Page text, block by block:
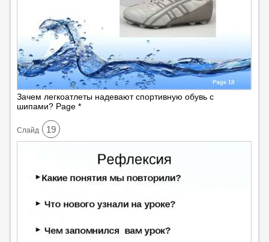
Зачем легкоатлеты надевают спортивную обувь с
шипами? Page *
Cлайд 19